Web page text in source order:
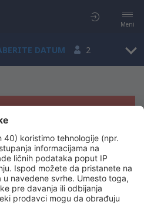
Meni
DATUM 2
da prikažemo
druge kriterijume